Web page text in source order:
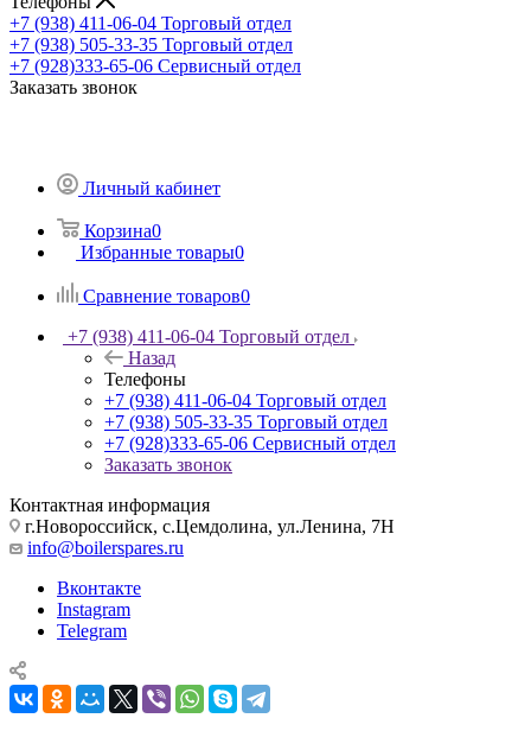
+7 (938) 411-06-04 Торговый отдел
+7 (938) 505-33-35 Торговый отдел
+7 (928)333-65-06 Сервисный отдел
Заказать звонок
Личный кабинет
Корзина0
Избранные товары0
Сравнение товаров0
+7 (938) 411-06-04 Торговый отдел
Назад
Телефоны
+7 (938) 411-06-04 Торговый отдел
+7 (938) 505-33-35 Торговый отдел
+7 (928)333-65-06 Сервисный отдел
Заказать звонок
Контактная информация
г.Новороссийск, с.Цемдолина, ул.Ленина, 7Н
info@boilerspares.ru
Вконтакте
Instagram
Telegram